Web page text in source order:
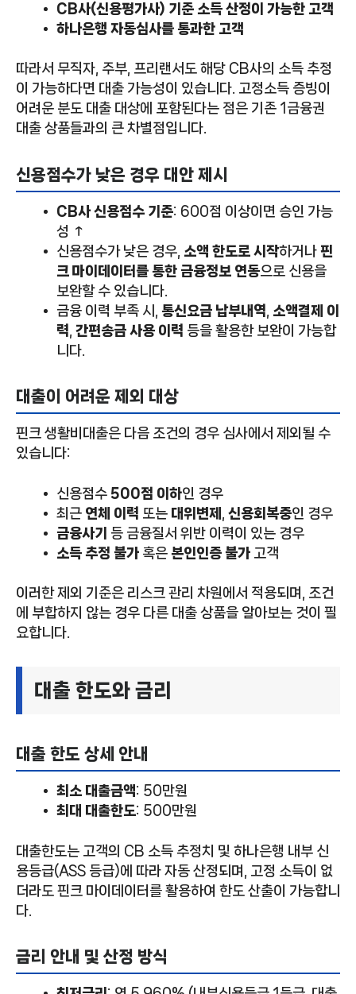
CB사(신용평가사) 기준 소득 산정이 가능한 고객
하나은행 자동심사를 통과한 고객
따라서 무직자, 주부, 프리랜서도 해당 CB사의 소득 추정
이 가능하다면 대출 가능성이 있습니다. 고정소득 증빙이
어려운 분도 대출 대상에 포함된다는 점은 기존 1금융권
대출 상품들과의 큰 차별점입니다.
신용점수가 낮은 경우 대안 제시
CB사 신용점수 기준: 600점 이상이면 승인 가능
성 ↑
신용점수가 낮은 경우, 소액 한도로 시작하거나 핀
크 마이데이터를 통한 금융정보 연동으로 신용을
보완할 수 있습니다.
금융 이력 부족 시, 통신요금 납부내역 소액결제 이
력 간편송금 사용 이력 등을 활용한 보완이 가능합
니다.
대출이 어려운 제외 대상
핀크 생활비대출은 다음 조건의 경우 심사에서 제외될 수
있습니다:
신용점수 500점 이하인 경우
최근 연체 이력 또는 대위변제 신용회복중인 경우
금융사기
등 금융질서 위반 이력이 있는 경우
소득 추정 불가 혹은 본인인증 불가 고객
이러한 제외 기준은 리스크 관리 차원에서 적용되며, 조건
에 부합하지 않는 경우 다른 대출 상품을 알아보는 것이 필
요합니다.
대출 한도와 금리
대출 한도 상세 안내
최소 대출금액: 50만원
최대 대출한도: 500만원
대출한도는 고객의 CB 소득 추정치 및 하나은행 내부 신
용등급(ASS 등급)에 따라 자동 산정되며, 고정 소득이 없
더라도 핀크 마이데이터를 활용하여 한도 산출이 가능합니
다.
금리 안내 및 산정 방식